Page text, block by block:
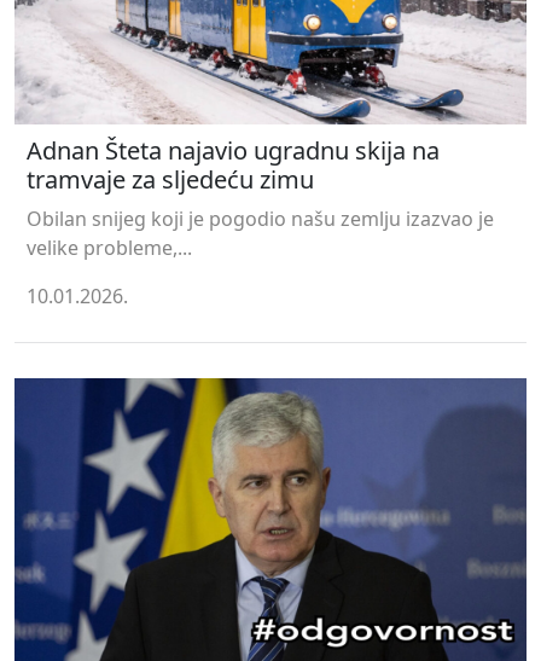
Adnan Šteta najavio ugradnu skija na
tramvaje za sljedeću zimu
Obilan snijeg koji je pogodio našu zemlju izazvao je
velike probleme,...
10.01.2026.